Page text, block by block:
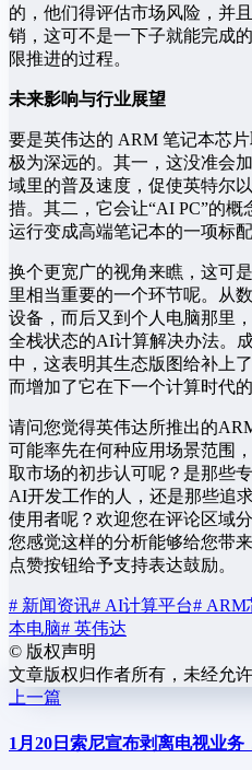
的，他们得评估市场风险，并
销，这可不是一下子就能完成
限推进的过程。
未来影响与行业展望
要是英伟达的 ARM 笔记本芯
极为深远的。其一，这没准会
域里的普及速度，促使英特尔
措。其二，它会让“AI PC”的
运行变成高端笔记本的一项标
换个更宽广的视角来瞧，这可
里相当重要的一个环节呢。从
设备，而后又到个人电脑那里
全栈状态的AI计算解决办法。
中，这表明其生态版图给补上
而增加了它在下一个计算时代
请问您觉得英伟达所推出的
可能率先在何种应用场景范围
取市场的初步认可呢？是那些
AI开发工作的人，还是那些追
使用者呢？欢迎您在评论区域
您感觉这样的分析能够给您带
点赞按钮给予支持表达鼓励。
# 新闻资讯# AI计算平台# ARM
本电脑# 英伟达
© 版权声明
文章版权归作者所有，未经允许
上一篇
1月20日索尼宣布剥离电视业